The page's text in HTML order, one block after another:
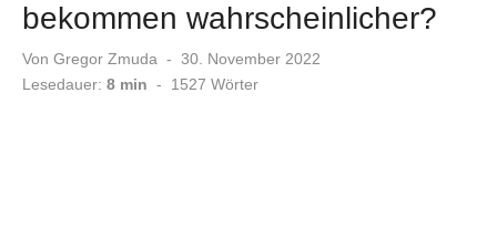
bekommen wahrscheinlicher?
Von Gregor Zmuda
Veröffentlicht
am
30. November 2022
Lesedauer: 8 min - 1527 Wörter